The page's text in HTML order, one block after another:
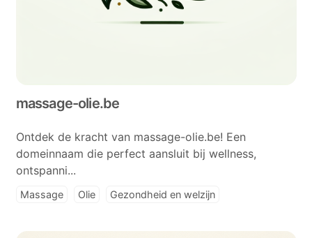
massage-olie.be
Ontdek de kracht van massage-olie.be! Een
domeinnaam die perfect aansluit bij wellness,
ontspanni...
Massage Olie Gezondheid en welzijn